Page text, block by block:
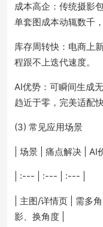
成本高企：传统摄影
单套图成本动辄数千
库存周转快：电商上
程跟不上迭代速度。
AI优势：可瞬间生成
趋近于零，完美适配
(3) 常见应用场景
| 场景 | 痛点解决 | AI
| :--- | :--- | :--- |
| 主图/详情页 | 需多
影、换角度 |